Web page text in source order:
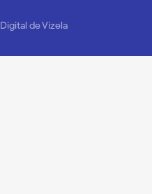
Digital de Vizela